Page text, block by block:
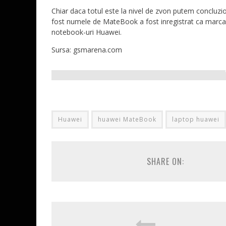
Chiar daca totul este la nivel de zvon putem
fost numele de MateBook a fost inregistrat ca
notebook-uri Huawei.
Sursa: gsmarena.com
Huawei huawei MateBook laptop huawei
SHARE ON: